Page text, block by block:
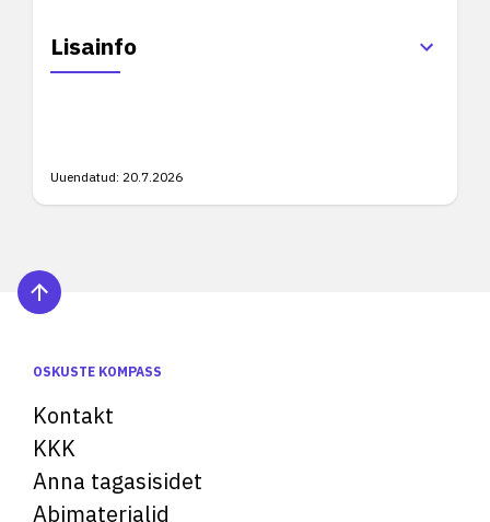
Lisainfo
Uuendatud: 20.7.2026
OSKUSTE KOMPASS
Kontakt
KKK
Anna tagasisidet
Abimaterjalid